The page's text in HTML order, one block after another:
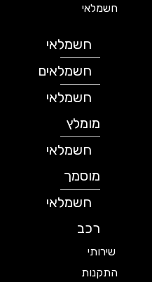
חשמלאי
חשמלאי
חשמלאים
חשמלאי
מומלץ
חשמלאי
מוסמך
חשמלאי
שירותי
התקנות